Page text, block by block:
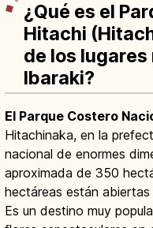
¿Qué es el
Hitachi
de los
Ibaraki?
El Parque Costero
Hitachinaka, en la
nacional de enormes
aproximada de 350
hectáreas están abiertas
Es un destino muy